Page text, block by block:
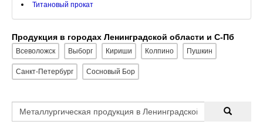
Титановый прокат
Продукция в городах Ленинградской области и С-Пб
Всеволожск Выборг Кириши Колпино Пушкин
Санкт-Петербург Сосновый Бор